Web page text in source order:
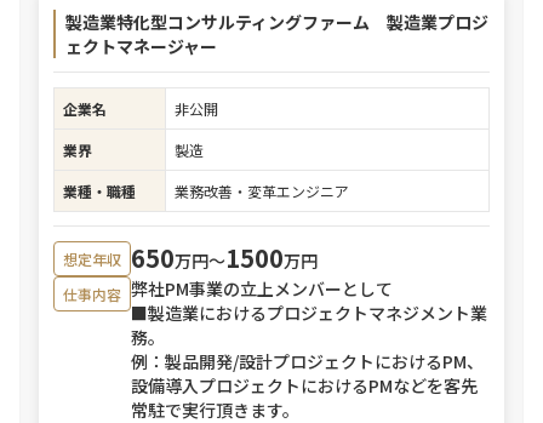
製造業特化型コンサルティングファーム 製造業プロジ
ェクトマネージャー
企業名
非公開
業界
製造
業種・職種
業務改善・変革エンジニア
想定年収 650万円〜1500万円
仕事内容 弊社PM事業の立上メンバーとして
■製造業におけるプロジェクトマネジメント業
務。
例：製品開発/設計プロジェクトにおけるPM、
設備導入プロジェクトにおけるPMなどを客先
常駐で実行頂きます。